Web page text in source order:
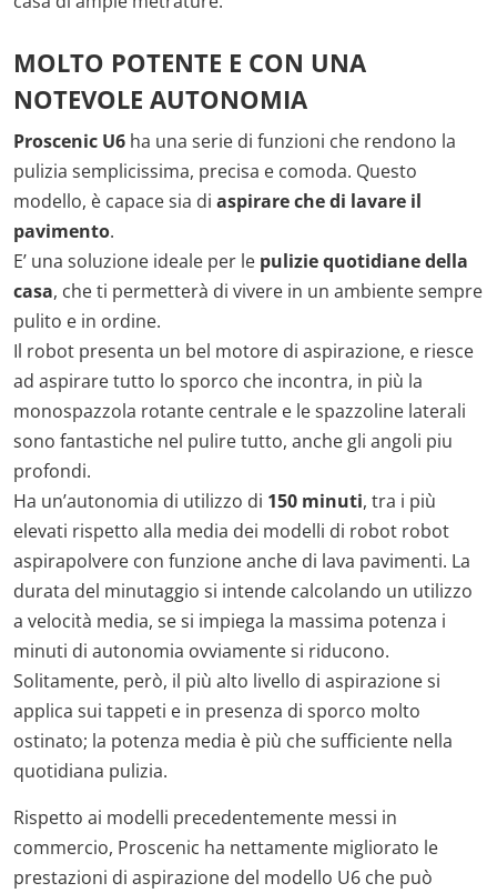
MOLTO POTENTE E CON UNA
NOTEVOLE AUTONOMIA
Proscenic U6 ha una serie di funzioni che rendono la
pulizia semplicissima, precisa e comoda. Questo
modello, è capace sia di aspirare che di lavare il
pavimento.
E’ una soluzione ideale per le pulizie quotidiane della
casa, che ti permetterà di vivere in un ambiente sempre
pulito e in ordine.
Il robot presenta un bel motore di aspirazione, e riesce
ad aspirare tutto lo sporco che incontra, in più la
monospazzola rotante centrale e le spazzoline laterali
sono fantastiche nel pulire tutto, anche gli angoli piu
profondi.
Ha un’autonomia di utilizzo di 150 minuti, tra i più
elevati rispetto alla media dei modelli di robot robot
aspirapolvere con funzione anche di lava pavimenti. La
durata del minutaggio si intende calcolando un utilizzo
a velocità media, se si impiega la massima potenza i
minuti di autonomia ovviamente si riducono.
Solitamente, però, il più alto livello di aspirazione si
applica sui tappeti e in presenza di sporco molto
ostinato; la potenza media è più che sufficiente nella
quotidiana pulizia.
Rispetto ai modelli precedentemente messi in
commercio, Proscenic ha nettamente migliorato le
prestazioni di aspirazione del modello U6 che può